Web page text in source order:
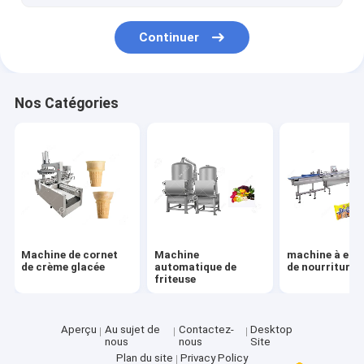
Machine de traitement de bois
Continuer
Nos Catégories
Machine de cornet
de crème glacée
Machine
automatique de
friteuse
machine à
de nourriture
Aperçu
Au sujet de
nous
Contactez-
nous
Desktop
Site
Plan du site
Privacy Policy